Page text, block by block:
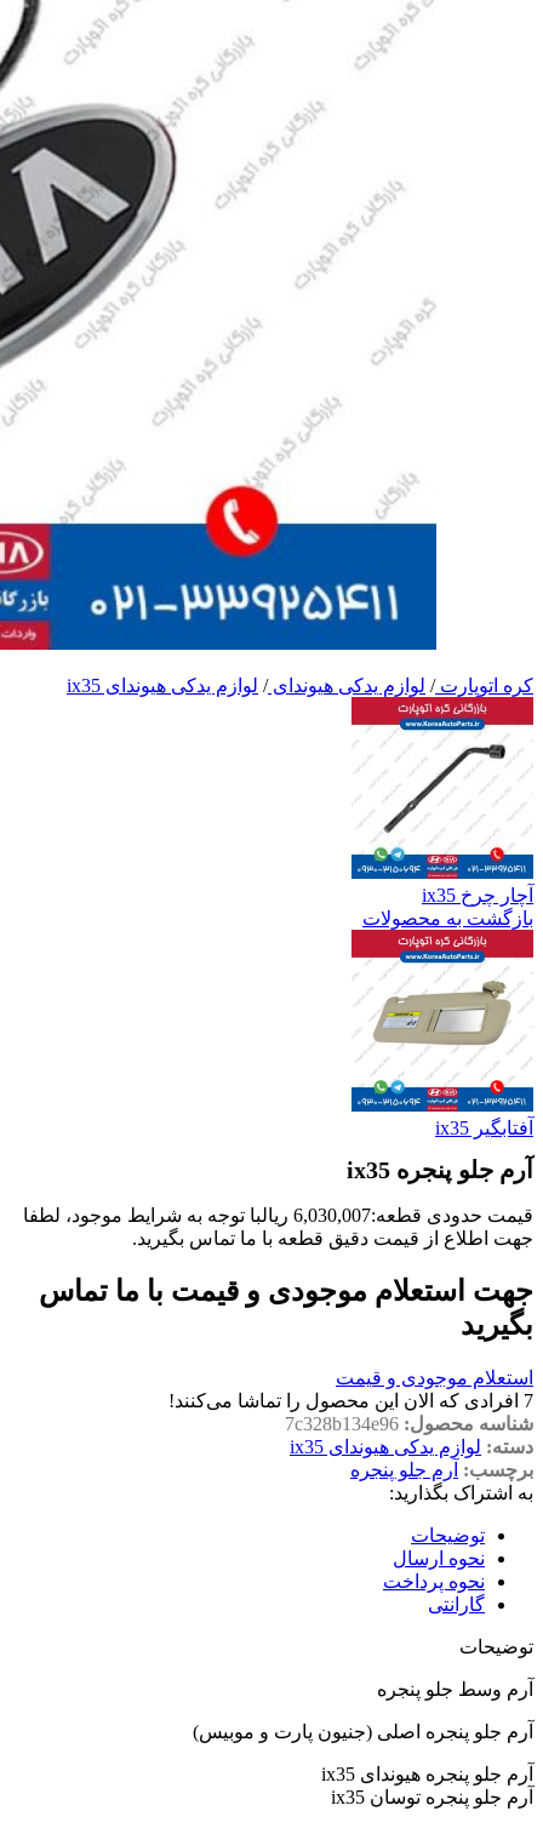
کره اتوپارت/ لوازم یدکی هیوندای/ لوازم یدکی هیوندای ix35
آچار چرخ ix35
بازگشت به محصولات
آفتابگیر ix35
آرم جلو پنجره ix35
قیمت حدودی قطعه:6,030,007 ریالبا توجه به شرایط موجود، لطفا
جهت اطلاع از قیمت دقیق قطعه با ما تماس بگیرید.
جهت استعلام موجودی و قیمت با ما تماس
بگیرید
استعلام موجودی و قیمت
7 افرادی که الان این محصول را تماشا می‌کنند!
شناسه محصول: 7c328b134e96
دسته: لوازم یدکی هیوندای ix35
برچسب: آرم جلو پنجره
به اشتراک بگذارید:
توضیحات
نحوه ارسال
نحوه پرداخت
گارانتی
توضیحات
آرم وسط جلو پنجره
آرم جلو پنجره اصلی (جنیون پارت و موبیس)
آرم جلو پنجره هیوندای ix35
آرم جلو پنجره توسان ix35